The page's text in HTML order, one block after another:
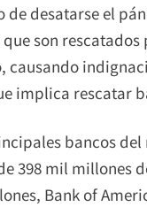
de desatarse el
son
causando
implica rescatar
bancos
398 mil millones
Bank of